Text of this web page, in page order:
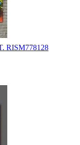
RISM778128